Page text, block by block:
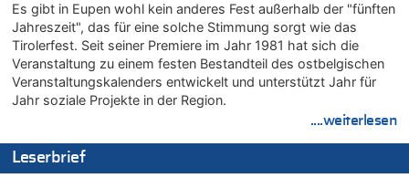
06.08.2026 - 16:36 von Noah Parmentier zu
Zweite Hitzewelle in diesem Sommer ist jetzt amtlich
06.08.2026 - 16:10 von Dax zu
Wasserstand des Rheins in NRW so niedrig wie noch nie
06.08.2026 - 15:51 von SuperBoy zu
Eschweiler: 16-Jähriger soll seine Oma ermordet haben
06.08.2026 - 15:42 von PvD zu
Mehrere Menschen in Londons City niedergestochen
Es gibt in Eupen wohl kein anderes Fest außerhalb der "fünften
Jahreszeit", das für eine solche Stimmung sorgt wie das
Tirolerfest. Seit seiner Premiere im Jahr 1981 hat sich die
Veranstaltung zu einem festen Bestandteil des ostbelgischen
Veranstaltungskalenders entwickelt und unterstützt Jahr für
Jahr soziale Projekte in der Region.
....weiterlesen
Leserbrief